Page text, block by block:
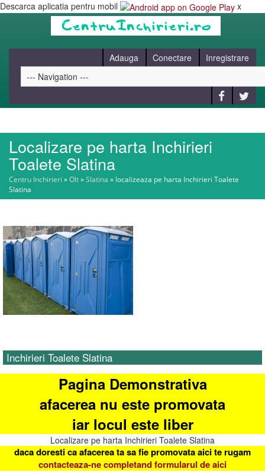
Descarca aplicatia pentru mobil x
Adauga Conectare Inregistrare
HOME
CAUT
CONTACT
Localizare pe harta Inchirieri
Toalete Slatina
Centru Inchirieri »Olt»Slatina » localizeaza pe harta Inchirieri Toalete
Slatina
Inchirieri Toalete Slatina
Pagina Demonstrativa
afacerea nu este promovata
iar locul este liber
Localizare pe harta Inchirieri Toalete Slatina
daca doresti ca afacerea ta sa fie promovata aici te rugam
contacteaza-ne completand formularul de aici